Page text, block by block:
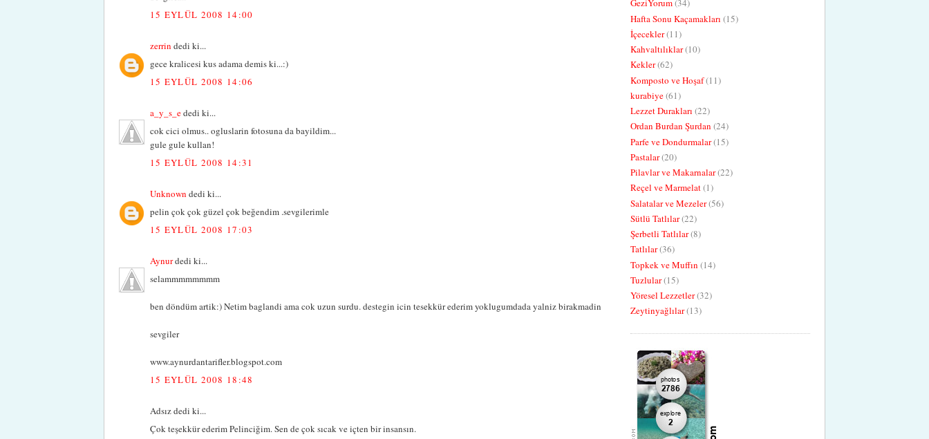
15 EYLÜL 2008 14:00
zerrin dedi ki...
gece kralicesi kus adama demis ki...:)
15 EYLÜL 2008 14:06
a_y_s_ededi ki...
cok cici olmus.. ogluslarin fotosuna da bayildim...
gule gule kullan!
15 EYLÜL 2008 14:31
Unknown dedi ki...
pelin çok çok güzel çok beğendim .sevgilerimle
15 EYLÜL 2008 17:03
Aynurdedi ki...
selammmmmmmm
ben döndüm artik:) Netim baglandi ama cok uzun surdu. destegin icin tesekkür ederim yoklugumdada yalniz birakmadin
sevgiler
www.aynurdantarifler.blogspot.com
15 EYLÜL 2008 18:48
Adsız dedi ki...
Çok teşekkür ederim Pelinciğim. Sen de çok sıcak ve içten bir insansın.
GeziYorum(34)
Hafta Sonu Kaçamakları (15)
İçecekler(11)
Kahvaltılıklar(10)
Kekler(62)
Komposto ve Hoşaf(11)
kurabiye(61)
Lezzet Durakları (22)
Ordan Burdan Şurdan (24)
Parfe ve Dondurmalar(15)
Pastalar(20)
Pilavlar ve Makarnalar(22)
Reçel ve Marmelat(1)
Salatalar ve Mezeler(56)
Sütlü Tatlılar(22)
Şerbetli Tatlılar(8)
Tatlılar(36)
Topkek ve Muffın (14)
Tuzlular(15)
Yöresel Lezzetler(32)
Zeytinyağlılar(13)